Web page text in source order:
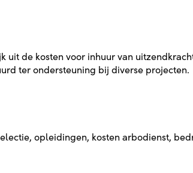
uit de kosten voor inhuur van
ter ondersteuning bij diverse projecten.
opleidingen, kosten arbodienst,